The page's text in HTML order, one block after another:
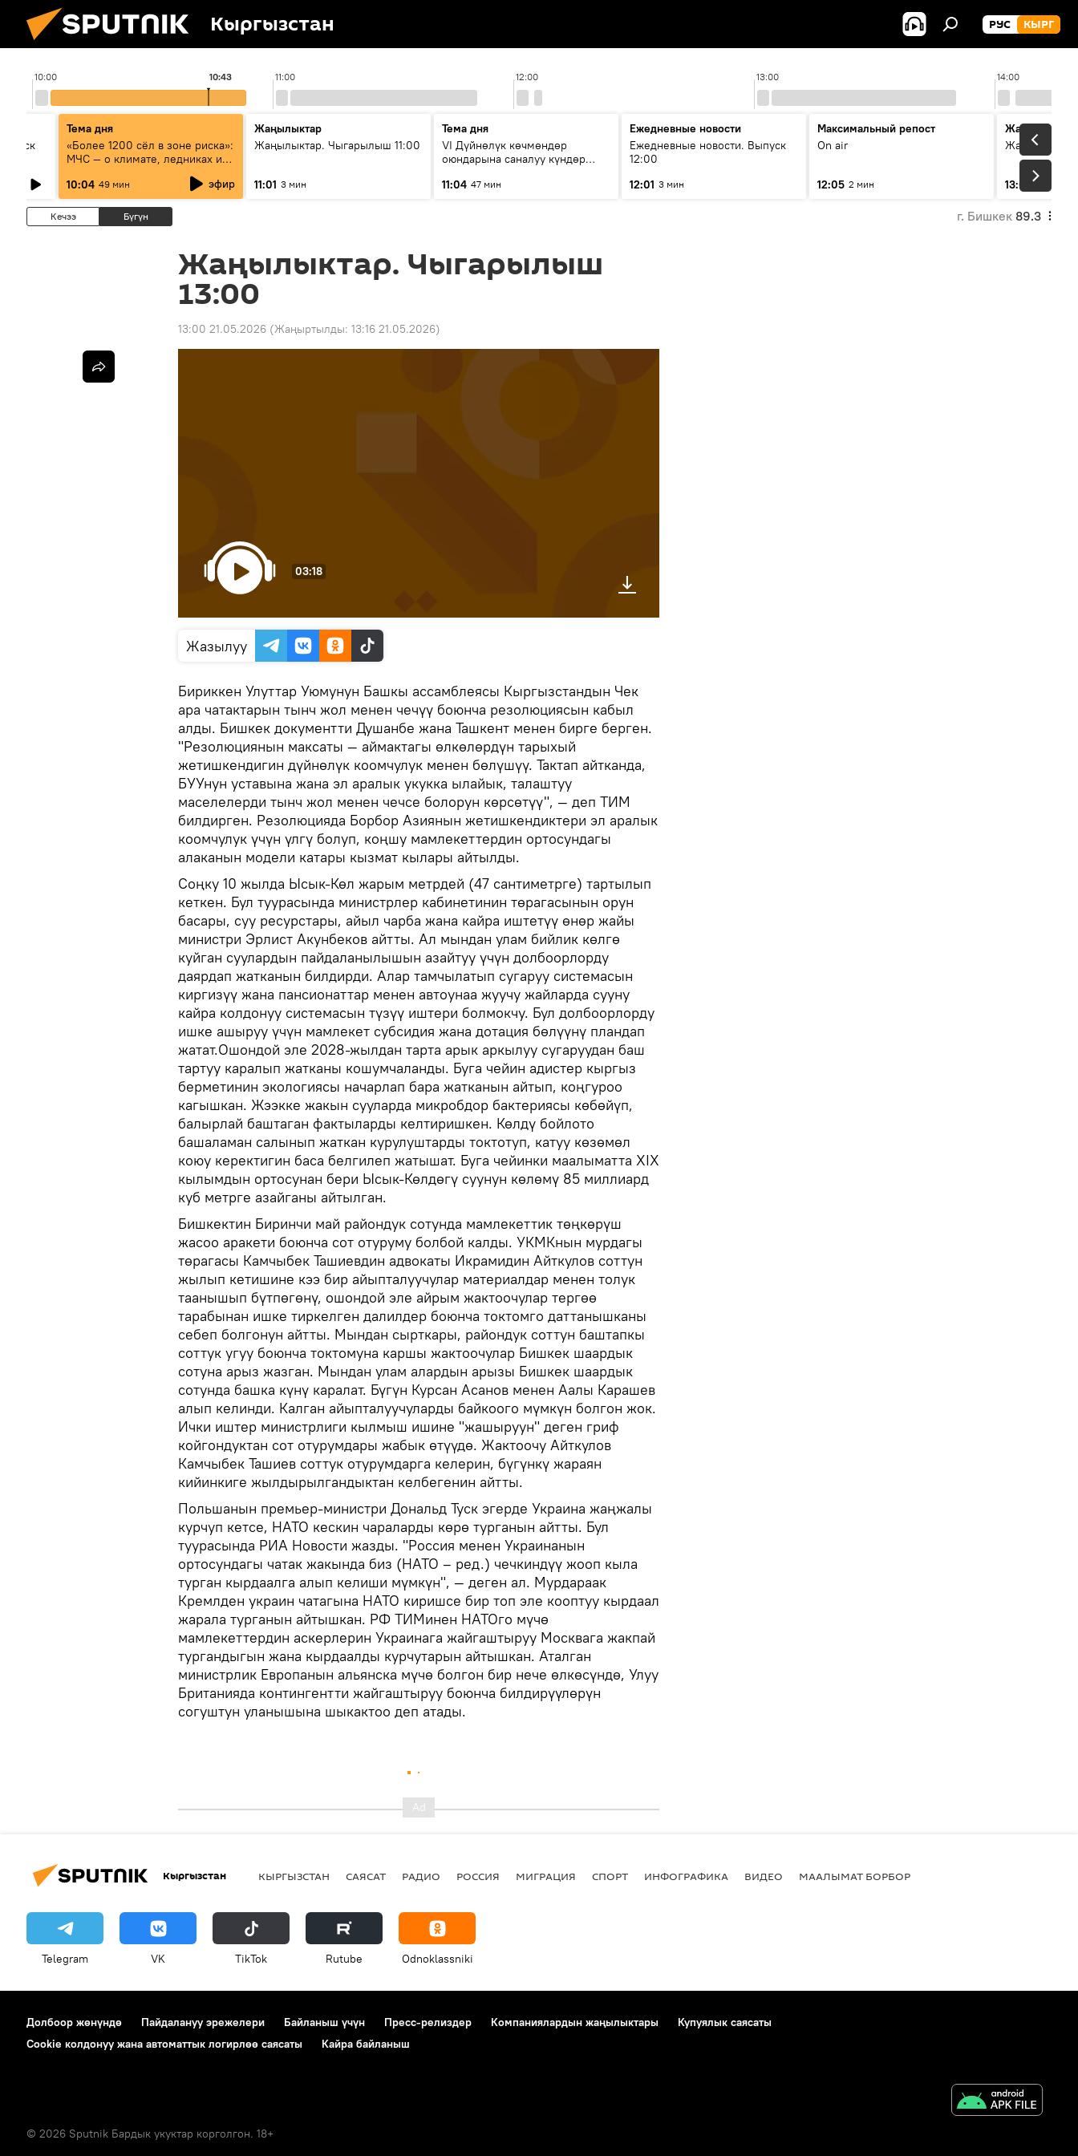
Кыргызстан РУС КЫРГ
10:00 11:00 12:00 13:00 14:00
10:43
Тема дня
«Более 1200 сёл в зоне риска»:
МЧС — о климате, ледниках и
населения
10:04 49 мин эфир
Жаңылыктар
Жаңылыктар. Чыгарылыш 11:00
11:01 3 мин
Тема дня
VI Дүйнөлүк көчмөндөр
оюндарына саналуу күндөр
этапка жетти?
11:04 47 мин
Ежедневные новости
Ежедневные новости. Выпуск
12:00
12:01 3 мин
Максимальный репост
On air
12:05 2 мин
Жаңылыктар
13:01 3 мин
Кечээ Бүгүн г. Бишкек 89.3
Жаңылыктар. Чыгарылыш
13:00
13:00 21.05.2026 (Жаңыртылды: 13:16 21.05.2026)
03:18
Жазылуу
Бириккен Улуттар Уюмунун Башкы ассамблеясы Кыргызстандын Чек
ара чатактарын тынч жол менен чечүү боюнча резолюциясын кабыл
алды. Бишкек документти Душанбе жана Ташкент менен бирге берген.
"Резолюциянын максаты — аймактагы өлкөлөрдүн тарыхый
жетишкендигин дүйнөлүк коомчулук менен бөлүшүү. Тактап айтканда,
БУУнун уставына жана эл аралык укукка ылайык, талаштуу
маселелерди тынч жол менен чечсе болорун көрсөтүү", — деп ТИМ
билдирген. Резолюцияда Борбор Азиянын жетишкендиктери эл аралык
коомчулук үчүн үлгү болуп, коңшу мамлекеттердин ортосундагы
алаканын модели катары кызмат кылары айтылды.
Соңку 10 жылда Ысык-Көл жарым метрдей (47 сантиметрге) тартылып
кеткен. Бул туурасында министрлер кабинетинин төрагасынын орун
басары, суу ресурстары, айыл чарба жана кайра иштетүү өнөр жайы
министри Эрлист Акунбеков айтты. Ал мындан улам бийлик көлгө
куйган суулардын пайдаланылышын азайтуу үчүн долбоорлорду
даярдап жатканын билдирди. Алар тамчылатып сугаруу системасын
киргизүү жана пансионаттар менен автоунаа жуучу жайларда сууну
кайра колдонуу системасын түзүү иштери болмокчу. Бул долбоорлорду
ишке ашыруу үчүн мамлекет субсидия жана дотация бөлүүнү пландап
жатат.Ошондой эле 2028-жылдан тарта арык аркылуу сугаруудан баш
тартуу каралып жатканы кошумчаланды. Буга чейин адистер кыргыз
берметинин экологиясы начарлап бара жатканын айтып, коңгуроо
кагышкан. Жээкке жакын сууларда микробдор бактериясы көбөйүп,
балырлай баштаган фактыларды келтиришкен. Көлдү бойлото
башаламан салынып жаткан курулуштарды токтотуп, катуу көзөмөл
коюу керектигин баса белгилеп жатышат. Буга чейинки маалыматта XIX
кылымдын ортосунан бери Ысык-Көлдөгү суунун көлөмү 85 миллиард
куб метрге азайганы айтылган.
Бишкектин Биринчи май райондук сотунда мамлекеттик төңкөрүш
жасоо аракети боюнча сот отуруму болбой калды. УКМКнын мурдагы
төрагасы Камчыбек Ташиевдин адвокаты Икрамидин Айткулов соттун
жылып кетишине кээ бир айыпталуучулар материалдар менен толук
таанышып бүтпөгөнү, ошондой эле айрым жактоочулар тергөө
тарабынан ишке тиркелген далилдер боюнча токтомго даттанышканы
себеп болгонун айтты. Мындан сырткары, райондук соттун баштапкы
соттук угуу боюнча токтомуна каршы жактоочулар Бишкек шаардык
сотуна арыз жазган. Мындан улам алардын арызы Бишкек шаардык
сотунда башка күнү каралат. Бүгүн Курсан Асанов менен Аалы Карашев
алып келинди. Калган айыпталуучуларды байкоого мүмкүн болгон жок.
Ички иштер министрлиги кылмыш ишине "жашыруун" деген гриф
койгондуктан сот отурумдары жабык өтүүдө. Жактоочу Айткулов
Камчыбек Ташиев соттук отурумдарга келерин, бүгүнкү жараян
кийинкиге жылдырылгандыктан келбегенин айтты.
Польшанын премьер-министри Дональд Туск эгерде Украина жаңжалы
курчуп кетсе, НАТО кескин чараларды көрө турганын айтты. Бул
туурасында РИА Новости жазды. "Россия менен Украинанын
ортосундагы чатак жакында биз (НАТО – ред.) чечкиндүү жооп кыла
турган кырдаалга алып келиши мүмкүн", — деген ал. Мурдараак
Кремлден украин чатагына НАТО киришсе бир топ эле кооптуу кырдаал
жарала турганын айтышкан. РФ ТИМинен НАТОго мүчө
мамлекеттердин аскерлерин Украинага жайгаштыруу Москвага жакпай
тургандыгын жана кырдаалды курчутарын айтышкан. Аталган
министрлик Европанын альянска мүчө болгон бир нече өлкөсүндө, Улуу
Британияда контингентти жайгаштыруу боюнча билдирүүлөрүн
согуштун уланышына шыкактоо деп атады.
Кыргызстан КЫРГЫЗСТАН САЯСАТ РАДИО РОССИЯ МИГРАЦИЯ СПОРТ ИНФОГРАФИКА ВИДЕО МААЛЫМАТ БОРБОР
Telegram VK ТikТоk Rutube Odnoklassniki
Долбоор жөнүндө Пайдалануу эрежелери Байланыш үчүн Пресс-релиздер Компаниялардын жаңылыктары
Купуялык саясаты
Cookie колдонуу жана автоматтык логирлөө саясаты
Кайра байланыш
© 2026 Sputnik Бардык укуктар корголгон. 18+